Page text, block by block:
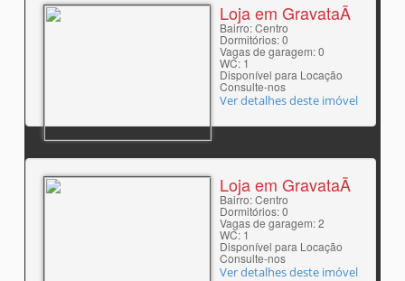
Loja em GravataÃ­
Bairro: Centro
Dormitórios: 0
Vagas de garagem: 0
WC: 1
Disponível para Locação
Consulte-nos
Ver detalhes deste imóvel
Loja em GravataÃ­
Bairro: Centro
Dormitórios: 0
Vagas de garagem: 2
WC: 1
Disponível para Locação
Consulte-nos
Ver detalhes deste imóvel